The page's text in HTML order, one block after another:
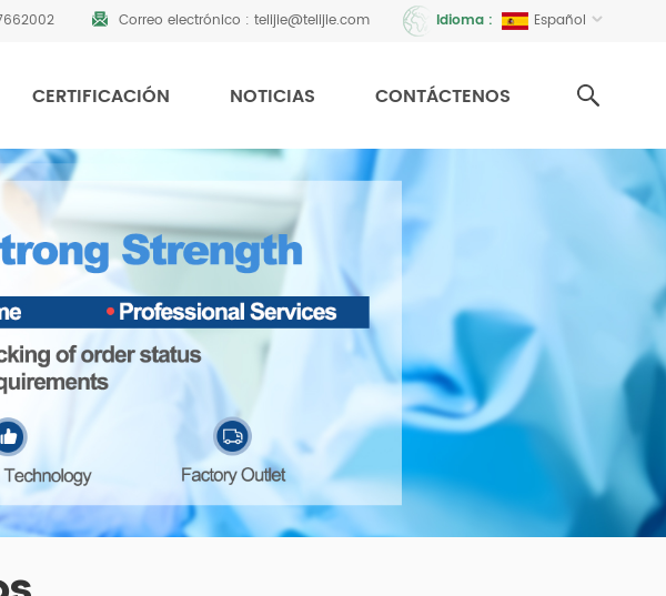
Idioma : Español
Correo electrónico : telijie@telijie.com
CERTIFICACIÓN NOTICIAS CONTÁCTENOS